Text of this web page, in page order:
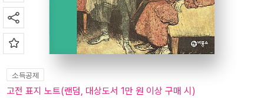
소득공제
고전 표지 노트(랜덤, 대상도서 1만 원 이상 구매 시)